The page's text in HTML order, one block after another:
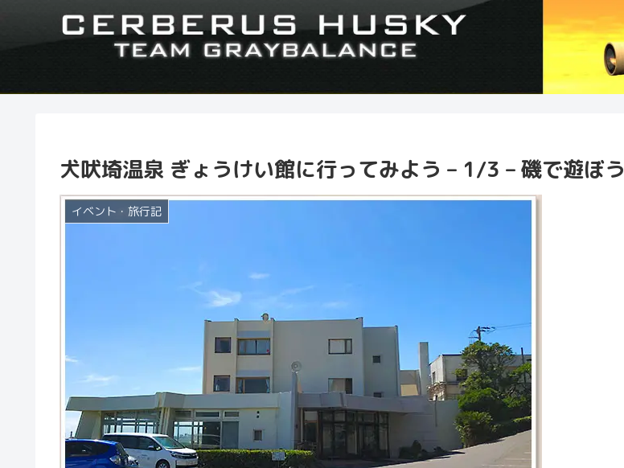
犬吠埼温泉 ぎょうけい館に行ってみよう – 1/3 – 磯で遊ぼう
イベント・旅行記